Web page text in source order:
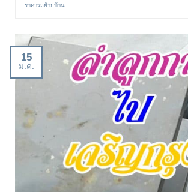
ราคารถย้ายบ้าน
15
ม.ค.